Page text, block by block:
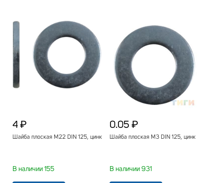
4 ₽
Шайба плоская М22 DIN 125, цинк
В наличии 155
0.05 ₽
Шайба плоская М3 DIN 125, цинк
В наличии 931